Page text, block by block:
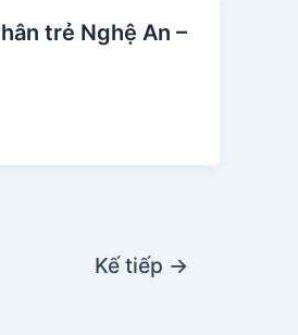
trẻ Nghệ An –
Kế tiếp →